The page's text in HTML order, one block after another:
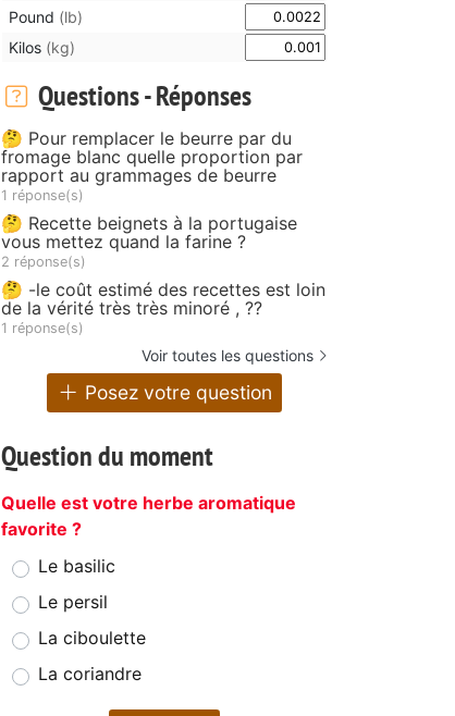
Pound (lb)
Kilos (kg)
Questions - Réponses
🤔 Pour remplacer le beurre par du
fromage blanc quelle proportion par
rapport au grammages de beurre
1 réponse(s)
🤔 Recette beignets à la portugaise
vous mettez quand la farine ?
2 réponse(s)
🤔 -le coût estimé des recettes est loin
de la vérité très très minoré , ??
1 réponse(s)
Voir toutes les questions
Posez votre question
Question du moment
Quelle est votre herbe aromatique
favorite ?
Le basilic
Le persil
La ciboulette
La coriandre